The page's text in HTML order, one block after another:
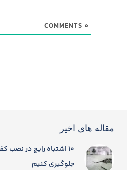
0
مقاله های اخیر
۱۰ اشتباه رایج در
جلوگیری کنیم